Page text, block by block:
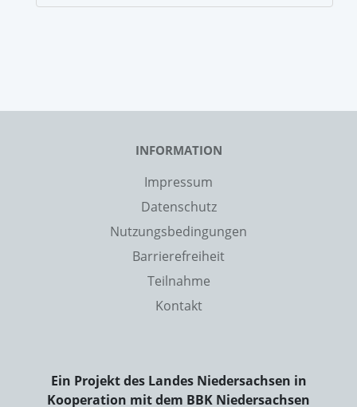
INFORMATION
Impressum
Datenschutz
Nutzungsbedingungen
Barrierefreiheit
Teilnahme
Kontakt
Ein Projekt des Landes Niedersachsen in
Kooperation mit dem BBK Niedersachsen